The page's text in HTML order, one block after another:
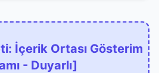
İçerik Ortası Gösterim
- Duyarlı]